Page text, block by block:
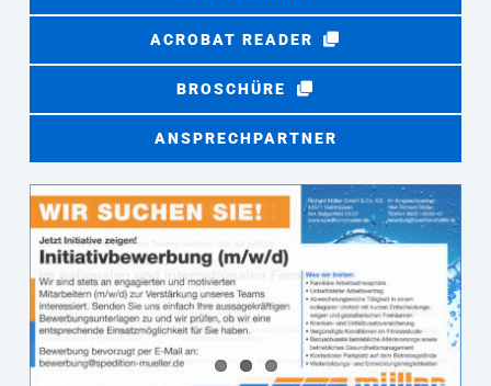
ACROBAT READER
BROSCHÜRE
ANSPRECHPARTNER